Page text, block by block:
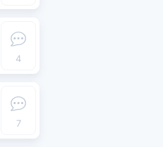
4
7